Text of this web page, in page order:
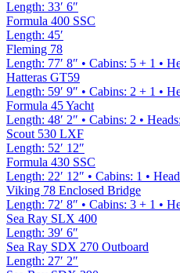
Length: 33′ 6″
Formula 400 SSC
Length: 45′
Fleming 78
Length: 77′ 8″ • Cabins: 5 + 1 •
Hatteras GT59
Length: 59′ 9″ • Cabins: 2 + 1 •
Formula 45 Yacht
Length: 48′ 2″ • Cabins: 2 • Heads:
Scout 530 LXF
Length: 52′ 12″
Formula 430 SSC
Length: 22′ 12″ • Cabins: 1 •
Viking 78 Enclosed Bridge
Length: 72′ 8″ • Cabins: 3 + 1 •
Sea Ray SLX 400
Length: 39′ 6″
Sea Ray SDX 270 Outboard
Length: 27′ 2″